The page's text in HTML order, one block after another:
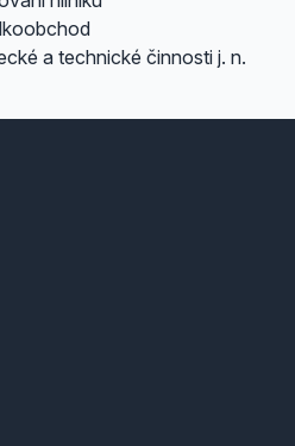
a technické činnosti j. n.